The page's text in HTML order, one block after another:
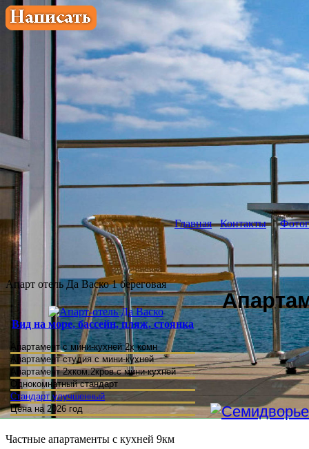
Главная Контакты
Апарт отель Да Васко 1 береговая
Вид на море, бассейн, пляж, стоянка
Апартамент с мини-кухней 2х комн
Апартамент студияс мини-кухней
Апартамент 2хком.2кров.с мини-кухней
Однокомнатный стандарт
Стандарт улучшенный
Цена на 2026 год
Частные апартаменты с кухней 9км